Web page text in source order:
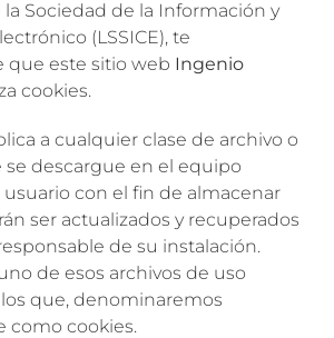
la Sociedad de la Información y
(LSSICE), te
que este sitio web Ingenio
cookies.
a cualquier clase de archivo o
descargue en el equipo
con el fin de almacenar
ser actualizados y recuperados
de su instalación.
de esos archivos de uso
que, denominaremos
como cookies.